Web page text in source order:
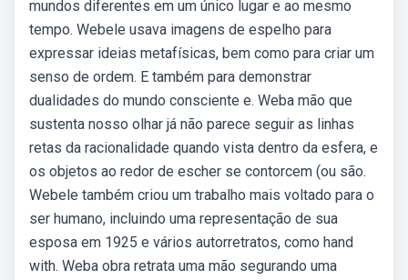
mundos diferentes em um único lugar e ao mesmo
tempo. Webele usava imagens de espelho para
expressar ideias metafísicas, bem como para criar um
senso de ordem. E também para demonstrar
dualidades do mundo consciente e. Weba mão que
sustenta nosso olhar já não parece seguir as linhas
retas da racionalidade quando vista dentro da esfera, e
os objetos ao redor de escher se contorcem (ou são.
Webele também criou um trabalho mais voltado para o
ser humano, incluindo uma representação de sua
esposa em 1925 e vários autorretratos, como hand
with. Weba obra retrata uma mão segurando uma